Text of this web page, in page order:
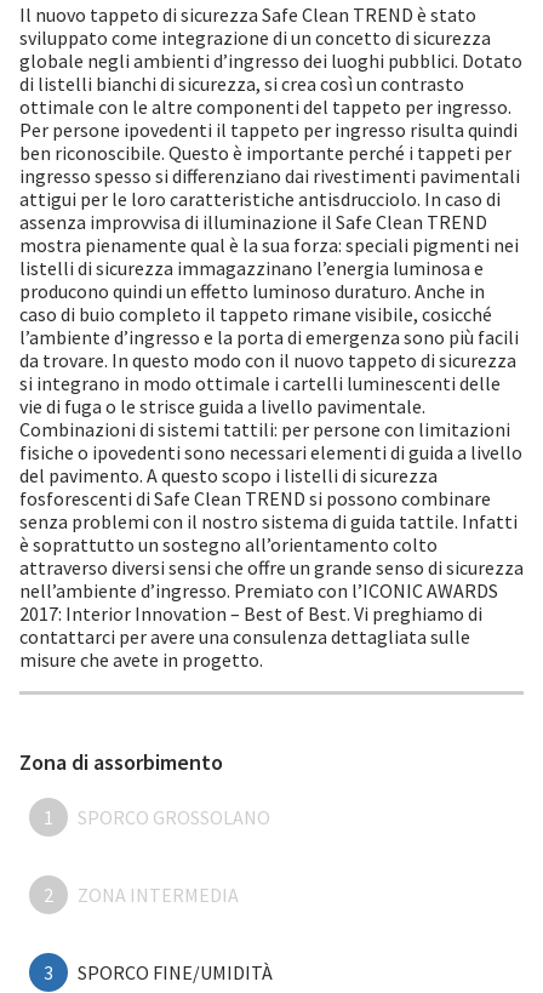
Il nuovo tappeto di sicurezza Safe Clean TREND è stato
sviluppato come integrazione di un concetto di sicurezza
globale negli ambienti d’ingresso dei luoghi pubblici. Dotato
di listelli bianchi di sicurezza, si crea così un contrasto
ottimale con le altre componenti del tappeto per ingresso.
Per persone ipovedenti il tappeto per ingresso risulta quindi
ben riconoscibile. Questo è importante perché i tappeti per
ingresso spesso si differenziano dai rivestimenti pavimentali
attigui per le loro caratteristiche antisdrucciolo. In caso di
assenza improvvisa di illuminazione il Safe Clean TREND
mostra pienamente qual è la sua forza: speciali pigmenti nei
listelli di sicurezza immagazzinano l’energia luminosa e
producono quindi un effetto luminoso duraturo. Anche in
caso di buio completo il tappeto rimane visibile, cosicché
l’ambiente d’ingresso e la porta di emergenza sono più facili
da trovare. In questo modo con il nuovo tappeto di sicurezza
si integrano in modo ottimale i cartelli luminescenti delle
vie di fuga o le strisce guida a livello pavimentale.
Combinazioni di sistemi tattili: per persone con limitazioni
fisiche o ipovedenti sono necessari elementi di guida a livello
del pavimento. A questo scopo i listelli di sicurezza
fosforescenti di Safe Clean TREND si possono combinare
senza problemi con il nostro sistema di guida tattile. Infatti
è soprattutto un sostegno all’orientamento colto
attraverso diversi sensi che offre un grande senso di sicurezza
nell’ambiente d’ingresso. Premiato con l’ICONIC AWARDS
2017: Interior Innovation – Best of Best. Vi preghiamo di
contattarci per avere una consulenza dettagliata sulle
misure che avete in progetto.
Zona di assorbimento
1 SPORCO GROSSOLANO
2 ZONA INTERMEDIA
3 SPORCO FINE/UMIDITÀ